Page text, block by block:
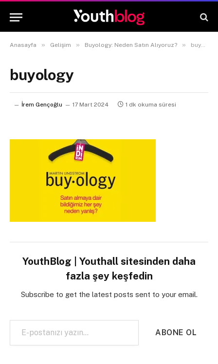
Anasayfa » Gelişim » Buyology: Neden Satın Alıyoruz? » buyology
buyology
İrem Gençoğlu 17 Mart 2024 1 dk okuma süresi
YouthBlog | Youthall sitesinden daha
fazla şey keşfedin
Subscribe to get the latest posts sent to your email.
E-postanızı yazın…
ABONE OL